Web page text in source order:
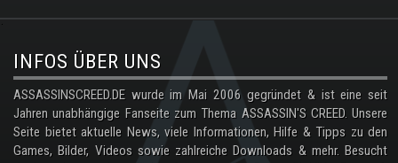
.
INFOS ÜBER UNS
ASSASSINSCREED.DE wurde im Mai 2006 gegründet & ist eine seit
Jahren unabhängige Fanseite zum Thema ASSASSIN'S CREED. Unsere
Seite bietet aktuelle News, viele Informationen, Hilfe & Tipps zu den
Games, Bilder, Videos sowie zahlreiche Downloads & mehr. Besucht